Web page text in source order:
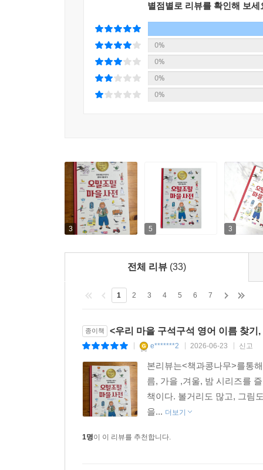
페이지를 넘길 때마다 새로운 장면과 이야기가
끝없이 확장되는 상상의 놀이터이자 영어 어휘력
별점별로 리뷰를 확인해 보세
0%
0%
0%
0%
3 5 3
전체 리뷰 (33)
1 2 3 4 5 6 7
종이책 <우리 마을 구석구석 영어 이름 찾기
e*******2 2026-06-23 신고
본리뷰는<책과콩나무>를통
름, 가을 ,겨울, 밤 시리즈를
책이다. 볼거리도 많고, 그림
을... 더보기
1명이 이 리뷰를 추천합니다.